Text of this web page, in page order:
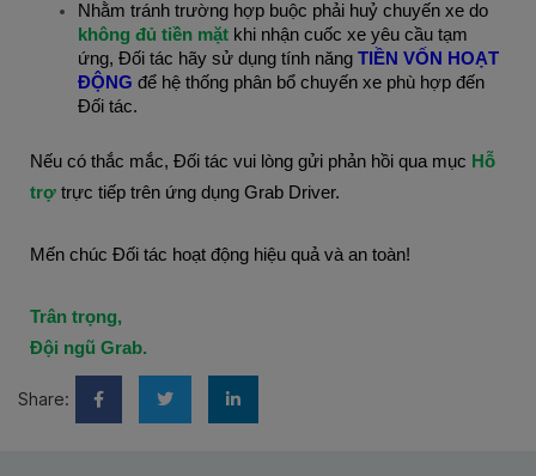
Nhằm tránh trường hợp buộc phải huỷ chuyến xe do
không đủ tiền mặt khi nhận cuốc xe yêu cầu tạm
ứng, Đối tác hãy sử dụng tính năng TIỀN VỐN HOẠT
ĐỘNG để hệ thống phân bổ chuyến xe phù hợp đến
Đối tác.
Nếu có thắc mắc, Đối tác vui lòng gửi phản hồi qua mục Hỗ
trợ trực tiếp trên ứng dụng Grab Driver.
Mến chúc Đối tác hoạt động hiệu quả và an toàn!
Trân trọng,
Đội ngũ Grab.
Share: